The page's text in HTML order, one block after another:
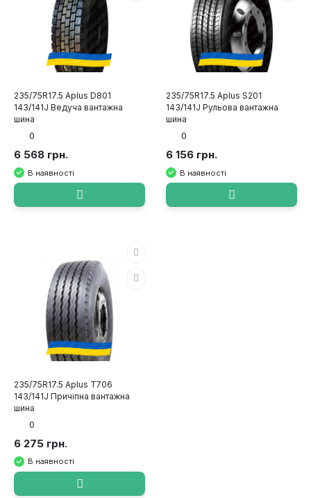
235/75R17.5 Aplus D801
143/141J Ведуча вантажна
шина
0
6 568 грн.
В наявності
235/75R17.5 Aplus S201
143/141J Рульова вантажна
шина
0
6 156 грн.
В наявності
235/75R17.5 Aplus T706
143/141J Причіпна вантажна
шина
0
6 275 грн.
В наявності